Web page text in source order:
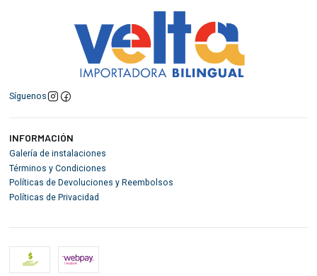
Síguenos
INFORMACIÓN
Galería de instalaciones
Términos y Condiciones
Políticas de Devoluciones y Reembolsos
Políticas de Privacidad